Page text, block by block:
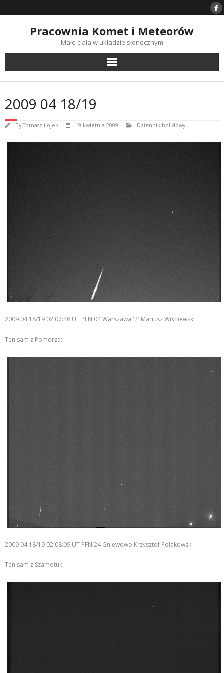
to
Pracownia Komet i Meteorów
Małe ciała w układzie słonecznym
2009 04 18/19
ByTomasz Łojek 19 kwietnia 2009 Dziennik bolidowy
2009 04 18/19 02:07:46 UT PFN 04 Warszawa '2′ Mariusz Wiśniewski
Ten sam z Pomorza:
2009 04 18/19 02:08:09 UT PFN 24 Gniewowo Krzysztof Polakowski
Ten sam z Szamotuł: